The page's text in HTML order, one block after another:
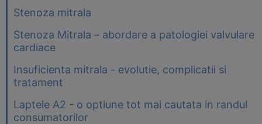
Stenoza mitrala
Stenoza Mitrala – abordare a patologiei valvulare
cardiace
Insuficienta mitrala - evolutie, complicatii si
tratament
Laptele A2 - o optiune tot mai cautata in randul
consumatorilor